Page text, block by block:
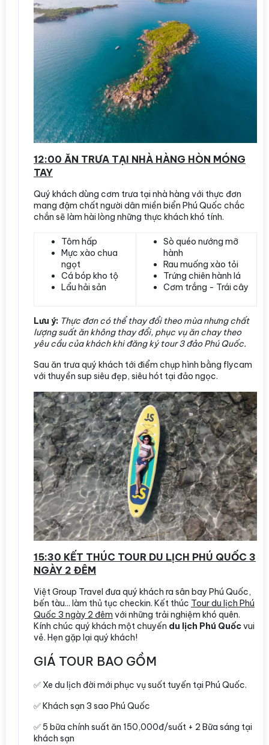
12:00 ĂN TRƯA TẠI NHÀ HÀNG HÒN MÓNG
TAY
Quý khách dùng cơm trưa tại nhà hàng với thực đơn
mang đậm chất người dân miền biển Phú Quốc chắc
chắn sẽ làm hài lòng những thực khách khó tính.
Tôm hấp
Mực xào chua
ngọt
Cá bóp kho tộ
Lẩu hải sản
Sò quéo nướng mỡ
hành
Rau muống xào tỏi
Trứng chiên hành lá
Cơm trắng - Trái cây
Lưu ý: Thực đơn có thể thay đổi theo mùa nhưng chất
lượng suất ăn không thay đổi, phục vụ ăn chay theo
yêu cầu của khách khi đăng ký tour 3 đảo Phú Quốc.
Sau ăn trưa quý khách tới điểm chụp hình bằng flycam
với thuyền sup siêu đẹp, siêu hót tại đảo ngọc.
15:30 KẾT THÚC TOUR DU LỊCH PHÚ QUỐC 3
NGÀY 2 ĐÊM
Việt Group Travel đưa quý khách ra sân bay Phú Quốc,
bến tàu... làm thủ tục checkin. Kết thúc Tour du lịch Phú
Quốc 3 ngày 2 đêm với những trải nghiệm khó quên.
Kính chúc quý khách một chuyến du lịch Phú Quốcvui
vẻ. Hẹn gặp lại quý khách!
GIÁ TOUR BAO GỒM
✅ Xe du lịch đời mới phục vụ suốt tuyến tại Phú Quốc.
✅ Khách sạn 3 sao Phú Quốc
✅ 5 bữa chính suất ăn 150,000đ/suất + 2 Bữa sáng tại
khách sạn